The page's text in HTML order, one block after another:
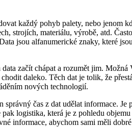
každý pohyb palety, nebo jenom
strojích, materiálu, výrobě, atd.
jsou alfanumerické znaky, které
začít chápat a rozumět jim.
daleko. Těch dat je tolik, že
nových technologií.
čas z dat udělat informace.
logistika, která je z pohledu
informace, abychom sami měli